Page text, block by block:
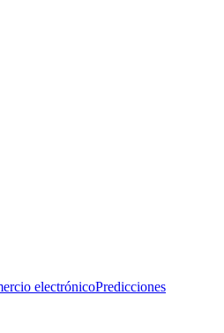
electrónicoPredicciones